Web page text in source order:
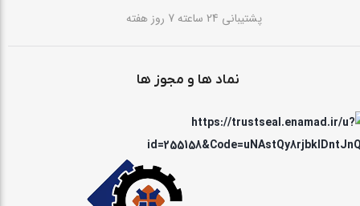
پشتیبانی 24 ساعته 7 روز هفته
نماد ها و مجوز ها